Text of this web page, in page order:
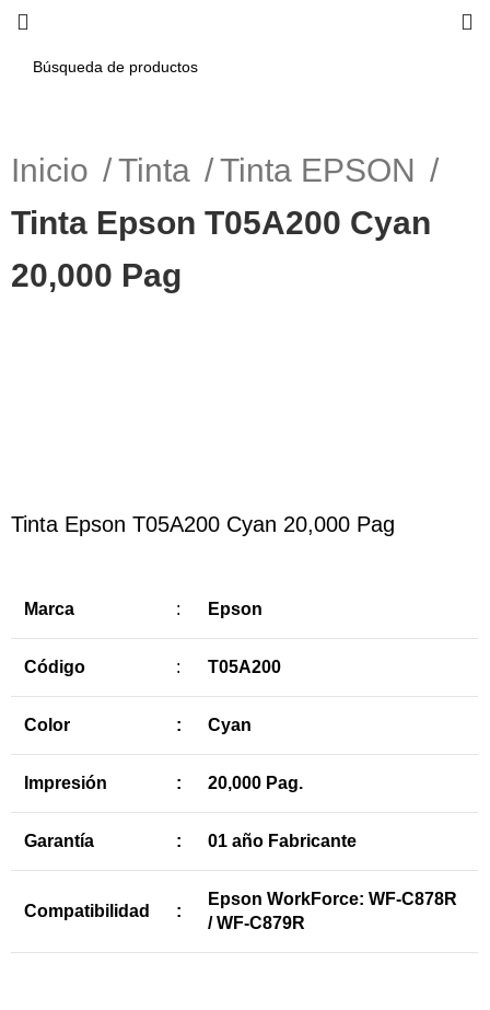
Inicio Tinta
Tinta EPSON
Tinta Epson T05A200 Cyan
20,000 Pag
Tinta Epson T05A200 Cyan 20,000 Pag
Marca : Epson
Código : T05A200
Color : Cyan
Impresión : 20,000 Pag.
Garantía : 01 año Fabricante
Compatibilidad :
Epson WorkForce: WF-C878R
/ WF-C879R